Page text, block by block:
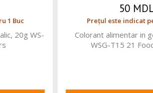
Prețul este indicat pentru 1 Buc
Colorant pentru ciocolata alba 18 ml
Azuriu OS-LC-060 FC